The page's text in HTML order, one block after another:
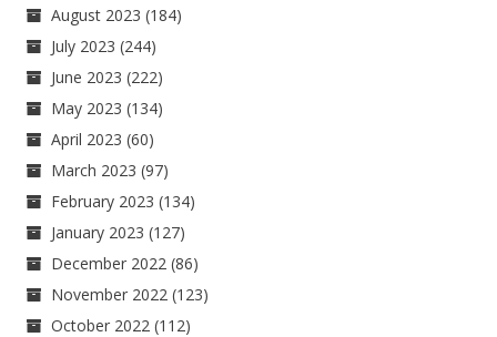
August 2023 (184)
July 2023 (244)
June 2023 (222)
May 2023 (134)
April 2023 (60)
March 2023 (97)
February 2023 (134)
January 2023 (127)
December 2022 (86)
November 2022 (123)
October 2022 (112)